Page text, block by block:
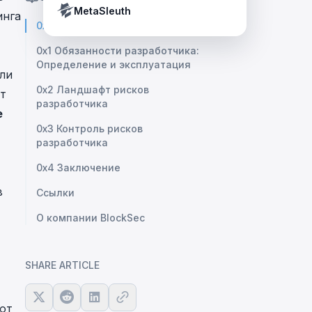
Tether’s blacklist in real time.
MetaSleuth
0x0 Контекст
0x1 Обязанности разработчика:
Определение и эксплуатация
0x2 Ландшафт рисков
разработчика
0x3 Контроль рисков
разработчика
0x4 Заключение
Ссылки
О компании BlockSec
SHARE ARTICLE